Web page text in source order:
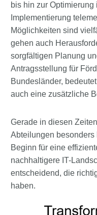
bis hin zur Optimierung
Implementierung
Möglichkeiten sind
gehen auch
sorgfältigen Planung
Antragsstellung für
Bundesländer,
auch eine zusätzliche
Gerade in diesen
Abteilungen
Beginn für eine
nachhaltigere IT-
entscheidend, die
haben.